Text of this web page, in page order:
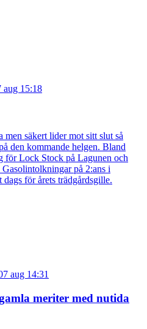
aug 15:18
men säkert lider mot sitt slut så
den kommande helgen. Bland
för Lock Stock på Lagunen och
Gasolintolkningar på 2:ans i
för årets trädgårdsgille.
aug 14:31
meriter med nutida